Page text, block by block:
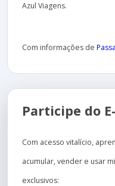
Azul Viagens.
Com informações de
Participe do
Com acesso vitalício,
acumular, vender e usar
exclusivos: